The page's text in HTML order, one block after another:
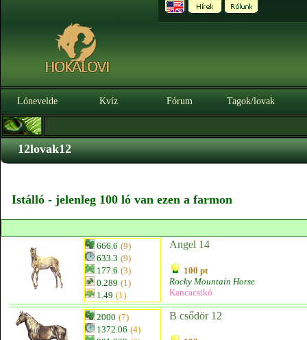
Lónevelde Kvíz Fórum Tagok/lovak
12lovak12
Istálló - jelenleg 100 ló van ezen a farmon
666.6 (9)
633.3 (9)
177.6 (3)
0.289 (1)
1.49 (1)
Angel 14
100 pt
Rocky Mountain Horse
Kancacsikó
2000 (7)
1372.06 (4)
B csődör 12